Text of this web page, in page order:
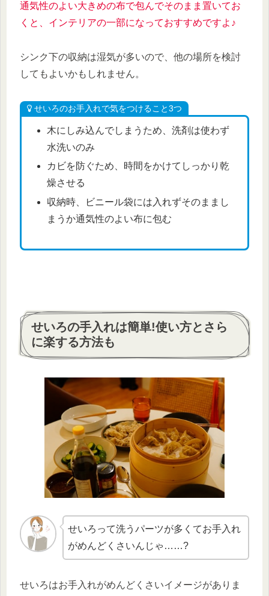
通気性のよい大きめの布で包んでそのまま置いてお
くと、インテリアの一部になっておすすめですよ♪
シンク下の収納は湿気が多いので、他の場所を検討
してもよいかもしれません。
せいろのお手入れで気をつけること3つ
木にしみ込んでしまうため、洗剤は使わず
水洗いのみ
カビを防ぐため、時間をかけてしっかり乾
燥させる
収納時、ビニール袋には入れずそのままし
まうか通気性のよい布に包む
せいろの手入れは簡単!使い方とさら
に楽する方法も
せいろって洗うパーツが多くてお手入れ
がめんどくさいんじゃ……?
せいろはお手入れがめんどくさいイメージがありま